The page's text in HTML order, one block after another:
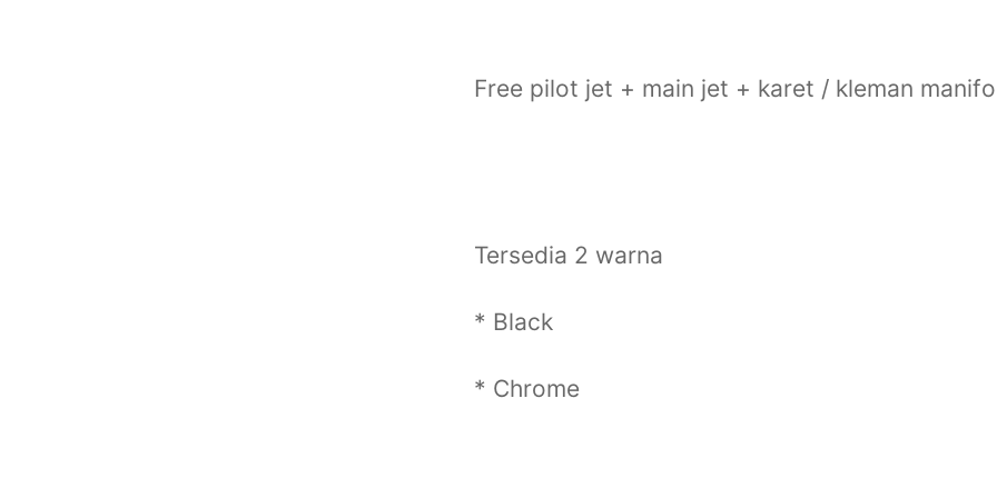
Free pilot jet + main jet + karet / kleman
Tersedia 2 warna
* Black
* Chrome